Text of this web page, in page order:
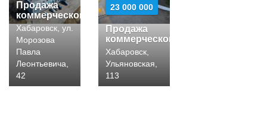
Продажа
коммерческой
Хабаровск, ул.
Морозова
Павла
Леонтьевича,
42
23 000 000
Продажа
коммерческой
Хабаровск,
Ульяновская,
113